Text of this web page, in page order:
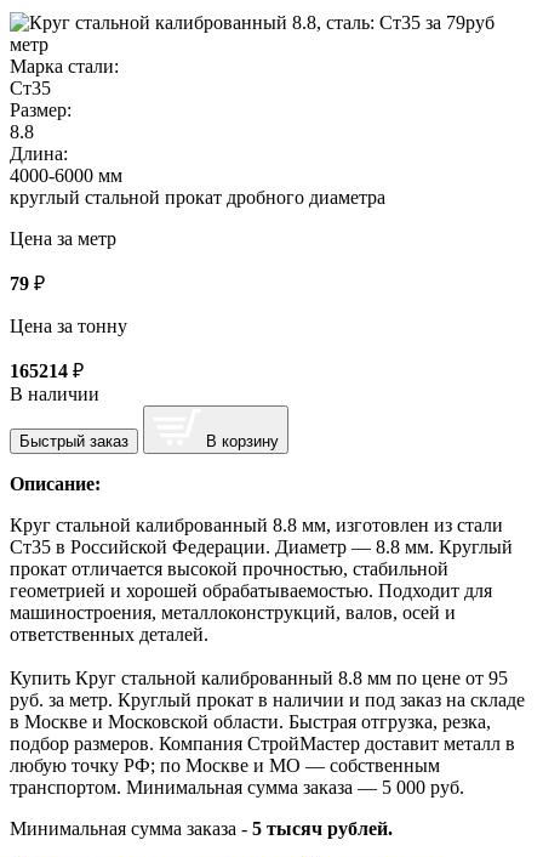
Марка стали:
Ст35
Размер:
8.8
Длина:
4000-6000 мм
круглый стальной прокат дробного диаметра
Цена за метр
79 ₽
Цена за тонну
165214 ₽
В наличии
Быстрый заказ В корзину
Описание:
Круг стальной калиброванный 8.8 мм, изготовлен из стали
Ст35 в Российской Федерации. Диаметр — 8.8 мм. Круглый
прокат отличается высокой прочностью, стабильной
геометрией и хорошей обрабатываемостью. Подходит для
машиностроения, металлоконструкций, валов, осей и
ответственных деталей.
Купить Круг стальной калиброванный 8.8 мм по цене от 95
руб. за метр. Круглый прокат в наличии и под заказ на складе
в Москве и Московской области. Быстрая отгрузка, резка,
подбор размеров. Компания СтройМастер доставит металл в
любую точку РФ; по Москве и МО — собственным
транспортом. Минимальная сумма заказа — 5 000 руб.
Минимальная сумма заказа - 5 тысяч рублей.